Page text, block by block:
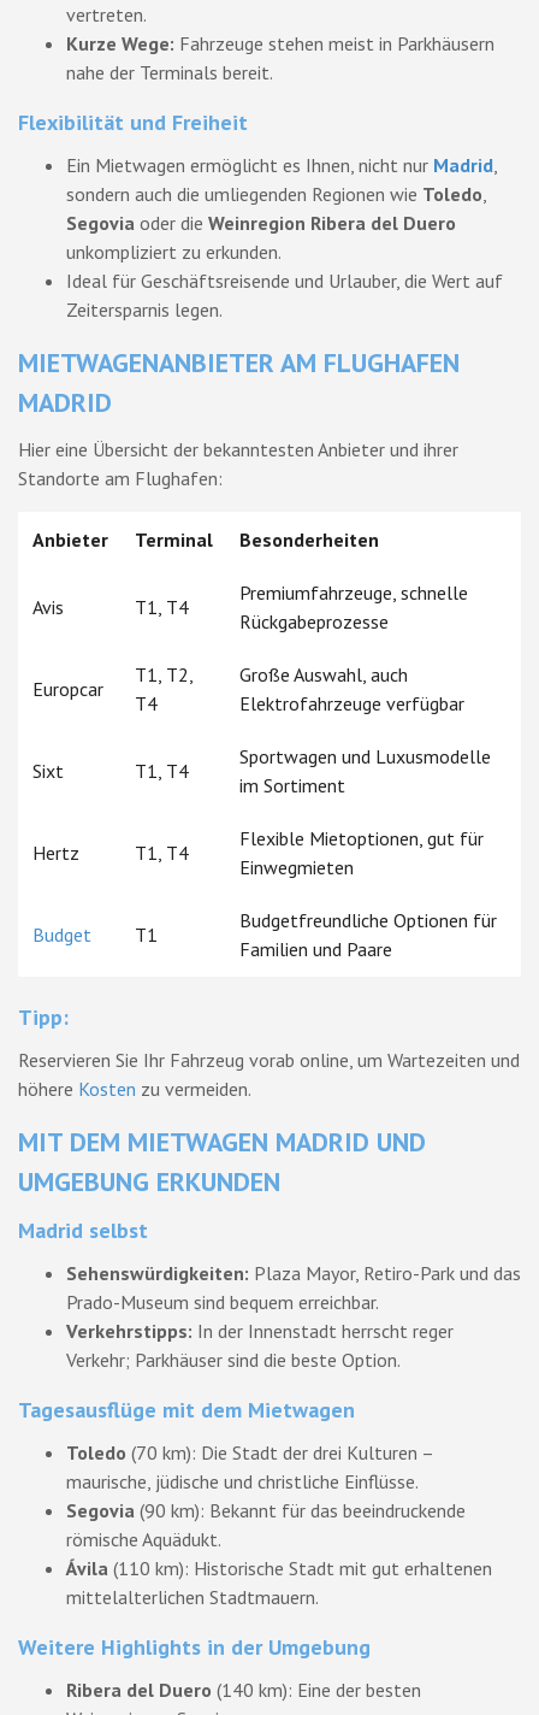
vertreten.
Kurze Wege: Fahrzeuge stehen meist in Parkhäusern
nahe der Terminals bereit.
Flexibilität und Freiheit
Ein Mietwagen ermöglicht es Ihnen, nicht nur Madrid,
sondern auch die umliegenden Regionen wie Toledo,
Segovia oder die Weinregion Ribera del Duero
unkompliziert zu erkunden.
Ideal für Geschäftsreisende und Urlauber, die Wert auf
Zeitersparnis legen.
MIETWAGENANBIETER AM FLUGHAFEN
MADRID
Hier eine Übersicht der bekanntesten Anbieter und ihrer
Standorte am Flughafen:
Anbieter Terminal Besonderheiten
Avis T1, T4
Premiumfahrzeuge, schnelle
Rückgabeprozesse
Europcar
T1, T2,
T4
Große Auswahl, auch
Elektrofahrzeuge verfügbar
Sixt T1, T4
Sportwagen und Luxusmodelle
im Sortiment
Hertz T1, T4
Flexible Mietoptionen, gut für
Einwegmieten
Budget T1
Budgetfreundliche Optionen für
Familien und Paare
Tipp:
Reservieren Sie Ihr Fahrzeug vorab online, um Wartezeiten und
höhere Kosten zu vermeiden.
MIT DEM MIETWAGEN MADRID UND
UMGEBUNG ERKUNDEN
Madrid selbst
Sehenswürdigkeiten: Plaza Mayor, Retiro-Park und das
Prado-Museum sind bequem erreichbar.
Verkehrstipps: In der Innenstadt herrscht reger
Verkehr; Parkhäuser sind die beste Option.
Tagesausflüge mit dem Mietwagen
Toledo (70 km): Die Stadt der drei Kulturen –
maurische, jüdische und christliche Einflüsse.
Segovia (90 km): Bekannt für das beeindruckende
römische Aquädukt.
Ávila (110 km): Historische Stadt mit gut erhaltenen
mittelalterlichen Stadtmauern.
Weitere Highlights in der Umgebung
Ribera del Duero (140 km): Eine der besten